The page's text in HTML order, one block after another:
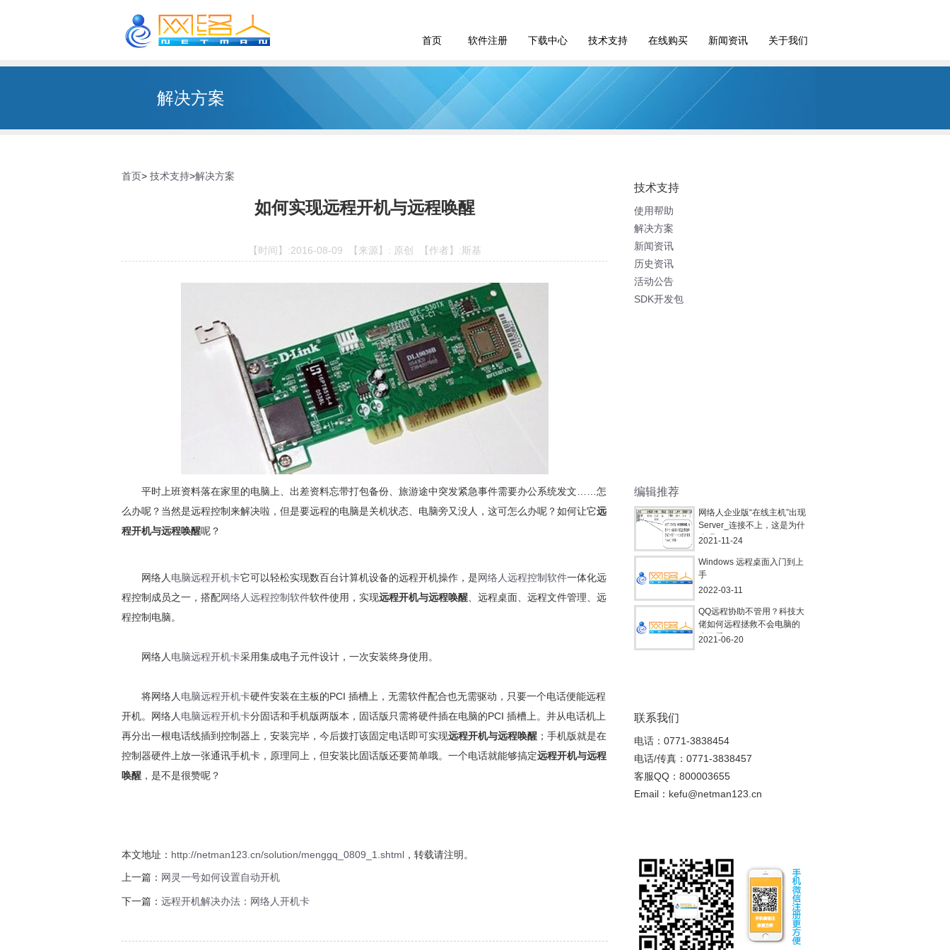
首页 软件注册 下载中心 技术支持 在线购买 新闻资讯 关于我们
解决方案
首页> 技术支持>解决方案
如何实现远程开机与远程唤醒
【时间】:2016-08-09 【来源】: 原创 【作者】:斯基
平时上班资料落在家里的电脑上、出差资料忘带打包备份、旅游途中突发紧急事件需要办公系统发文……怎
么办呢？当然是远程控制来解决啦，但是要远程的电脑是关机状态、电脑旁又没人，这可怎么办呢？如何让它远
程开机与远程唤醒呢？
网络人 电脑远程开机卡它可以轻松实现数百台计算机设备的远程开机操作，是网络人远程控制软件一体化远
程控制成员之一，搭配网络人远程控制软件软件使用，实现远程开机与远程唤醒 、远程桌面、远程文件管理、远
程控制电脑。
网络人 电脑远程开机卡采用集成电子元件设计，一次安装终身使用。
将网络人 电脑远程开机卡硬件安装在主板的PCI 插槽上，无需软件配合也无需驱动，只要一个电话便能远程
开机。网络人 电脑远程开机卡分固话和手机版两版本，固话版只需将硬件插在电脑的PCI 插槽上。并从电话机上
再分出一根电话线插到控制器上，安装完毕，今后拨打该固定电话即可实现远程开机与远程唤醒 ；手机版就是在
控制器硬件上放一张通讯手机卡，原理同上，但安装比固话版还要简单哦。一个电话就能够搞定远程开机与远程
唤醒 ，是不是很赞呢？
本文地址： http://netman123.cn/solution/menggq_0809_1.shtml ，转载请注明。
上一篇： 网灵一号如何设置自动开机
下一篇： 远程开机解决办法：网络人开机卡
技术支持
使用帮助
解决方案
新闻资讯
历史资讯
活动公告
SDK开发包
编辑推荐
网络人企业版“在线主机”出现
Server_连接不上，这是为什
么呢？
2021-11-24
Windows 远程桌面入门到上
手
2022-03-11
QQ远程协助不管用？科技大
佬如何远程拯救不会电脑的
小可爱？
2021-06-20
联系我们
电话：0771-3838454
电话/传真：0771-3838457
客服QQ：800003655
Email：kefu@netman123.cn